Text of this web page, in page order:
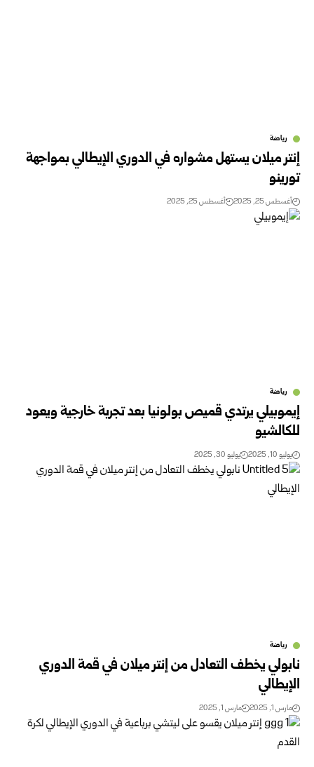
رياضة
إنتر ميلان يستهل مشواره في الدوري الإيطالي بمواجهة
تورينو
أغسطس 25, 2025 أغسطس 25, 2025
رياضة
إيموبيلي يرتدي قميص بولونيا بعد تجربة خارجية ويعود
للكالشيو
يوليو 10, 2025 يوليو 30, 2025
رياضة
نابولي يخطف التعادل من إنتر ميلان في قمة الدوري
الإيطالي
مارس 1, 2025 مارس 1, 2025